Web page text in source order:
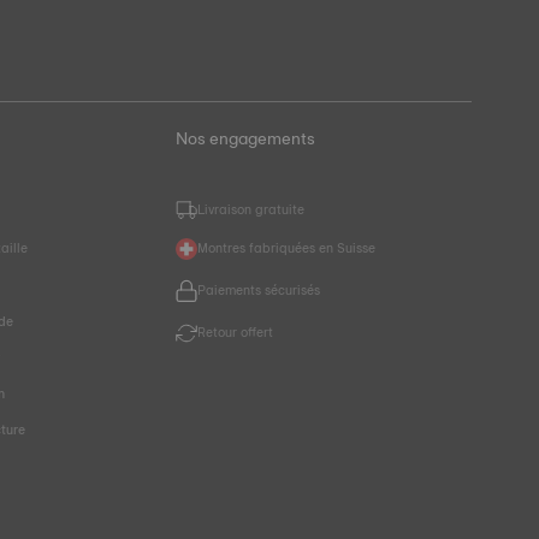
Nos engagements
Livraison gratuite
Montres fabriquées en Suisse
Paiements sécurisés
Retour offert